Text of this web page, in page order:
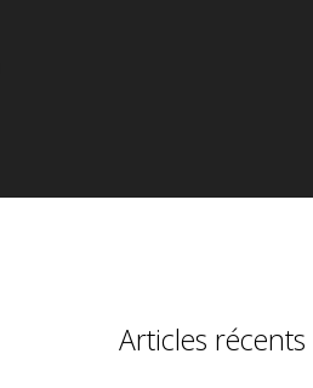
Articles récents